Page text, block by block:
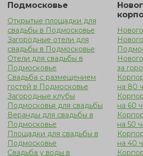
Подмосковье
Открытые площадки для
свадьбы в Подмосковье
Загородные отели для
свадьбы в Подмосковье
Отели для свадьбы в
Подмосковье
Свадьба с размещением
гостей в Подмосковье
Загородные клубы
Подмосковья для свадьбы
Веранды для свадьбы в
Подмосковье
Площадки для свадьбы в
Подмосковье
Свадьба у воды в
за
на 80
на 60
на 50
на 40